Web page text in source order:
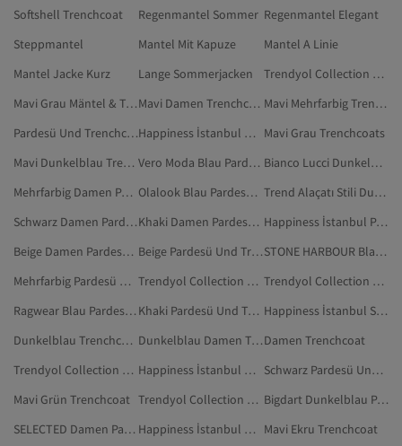
Softshell Trenchcoat
Regenmantel Sommer Regenmantel Elegant
Steppmantel
Mantel Mit Kapuze
Mantel A Linie
Mantel Jacke Kurz
Lange Sommerjacken
Trendyol Collection Pardesü Und Trenchcoat
Mavi Grau Mäntel & Trenchcoats
Mavi Damen Trenchcoat
Mavi Mehrfarbig Trenchcoat
Pardesü Und Trenchcoat
Happiness İstanbul Damen Pardesü Und Trenchcoat
Mavi Grau Trenchcoats
Mavi Dunkelblau Trenchcoat
Vero Moda Blau Pardesü Und Trenchcoat
Bianco Lucci Dunkelblau Pardesü Und Trenchcoat
Mehrfarbig Damen Pardesü Und Trenchcoat
Olalook Blau Pardesü Und Trenchcoat
Trend Alaçatı Stili Dunkelblau Pardesü Und Trenchcoat
Schwarz Damen Pardesü Und Trenchcoat
Khaki Damen Pardesü Und Trenchcoat
Happiness İstanbul Pardesü Und Trenchcoat
Beige Damen Pardesü Und Trenchcoat
Beige Pardesü Und Trenchcoat
STONE HARBOUR Blau Pardesü Und Trenchcoat
Mehrfarbig Pardesü Und Trenchcoat
Trendyol Collection Mehrfarbig Pardesü Und Trenchcoat
Trendyol Collection Schwarz Pardesü Und Trenchcoat
Ragwear Blau Pardesü Und Trenchcoat
Khaki Pardesü Und Trenchcoat
Happiness İstanbul Schwarz Pardesü Und Trenchcoat
Dunkelblau Trenchcoat
Dunkelblau Damen TrenchcoatDamen Trenchcoat
Trendyol Collection Khaki Pardesü Und Trenchcoat
Happiness İstanbul Mehrfarbig Pardesü Und Trenchcoat
Schwarz Pardesü Und Trenchcoat
Mavi Grün Trenchcoat
Trendyol Collection Blau Trenchcoat
Bigdart Dunkelblau Pardesü Und Trenchcoat
SELECTED Damen Pardesü Und Trenchcoat
Happiness İstanbul Grün Pardesü Und Trenchcoat
Mavi Ekru Trenchcoat